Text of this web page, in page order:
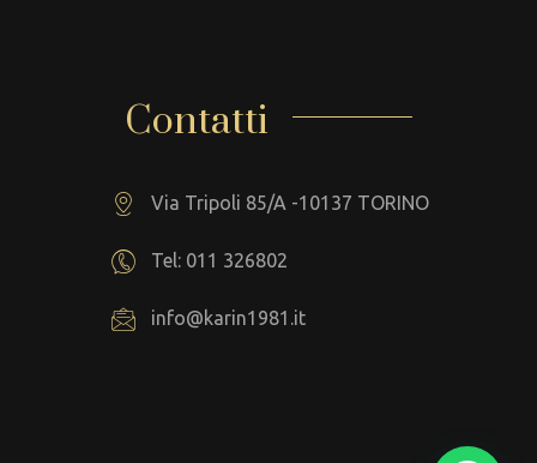
Contatti
Via Tripoli 85/A -10137 TORINO
Tel: 011 326802
info@karin1981.it